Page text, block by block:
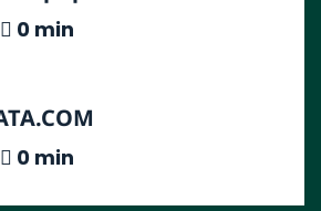
0 min
0 min